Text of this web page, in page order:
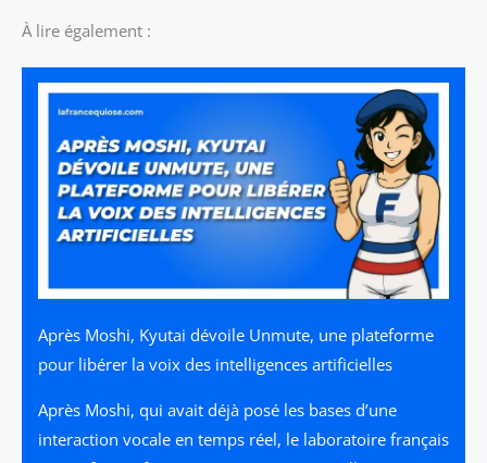
À lire également :
Après Moshi, Kyutai dévoile Unmute, une plateforme
pour libérer la voix des intelligences artificielles
Après Moshi, qui avait déjà posé les bases d’une
interaction vocale en temps réel, le laboratoire français